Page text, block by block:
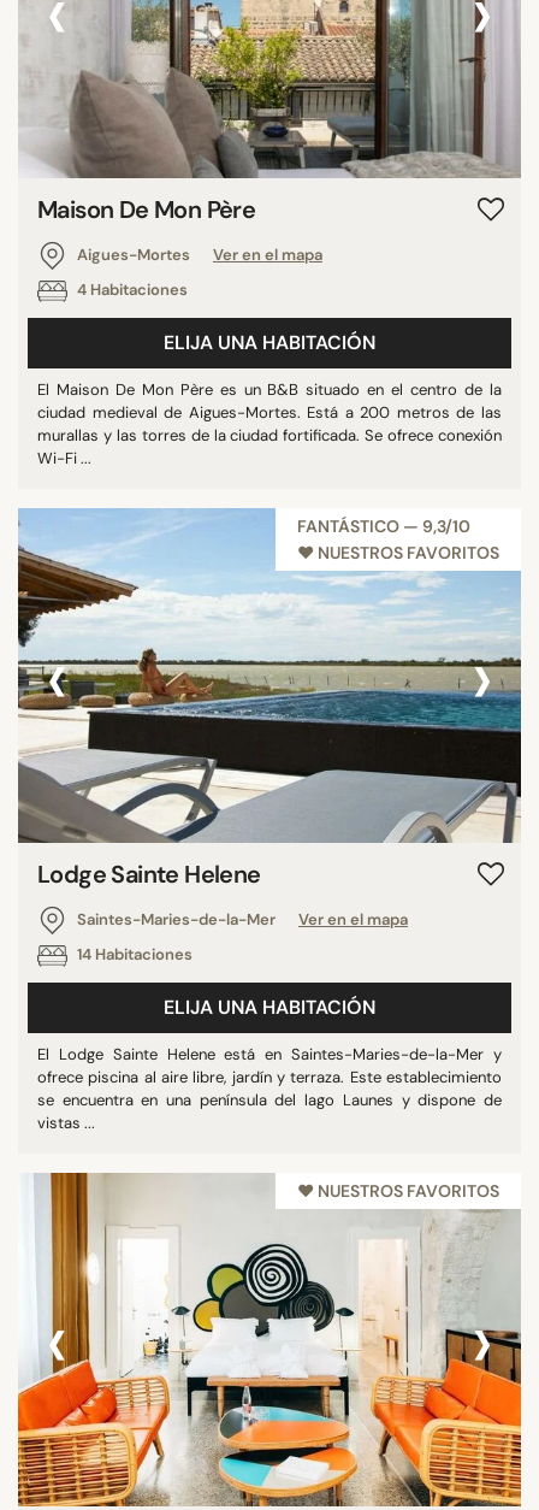
Maison De Mon Père
Aigues-Mortes
Ver en el mapa
4 Habitaciones
ELIJA UNA HABITACIÓN
El Maison De Mon Père es un B&B situado en el centro de la
ciudad medieval de Aigues-Mortes. Está a 200 metros de las
murallas y las torres de la ciudad fortificada. Se ofrece conexión
Wi-Fi ...
FANTÁSTICO — 9,3/10
♥︎ NUESTROS FAVORITOS
‹ ›
Lodge Sainte Helene
Saintes-Maries-de-la-Mer
Ver en el mapa
14 Habitaciones
ELIJA UNA HABITACIÓN
El Lodge Sainte Helene está en Saintes-Maries-de-la-Mer y
ofrece piscina al aire libre, jardín y terraza. Este establecimiento
se encuentra en una península del lago Launes y dispone de
vistas ...
♥︎ NUESTROS FAVORITOS
‹ ›